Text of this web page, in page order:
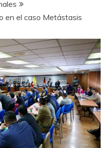
en el caso Metástasis